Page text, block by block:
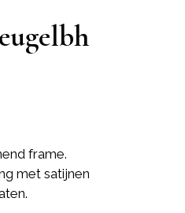
frame.
met satijnen